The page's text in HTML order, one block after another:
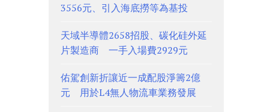
3556元、引入海底撈等為基投
天域半導體2658招股、碳化硅外延
片製造商 一手入場費2929元
佑駕創新折讓近一成配股淨籌2億
元 用於L4無人物流車業務發展